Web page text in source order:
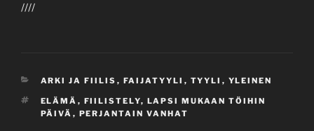
////
CATEGORIES
ARKI JA FIILIS , FAIJATYYLI , TYYLI , YLEINEN
TAGS
ELÄMÄ , FIILISTELY, LAPSI MUKAAN TÖIHIN
PÄIVÄ , PERJANTAIN VANHAT